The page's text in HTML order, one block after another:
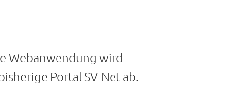
Webanwendung wird
Portal SV-Net ab.